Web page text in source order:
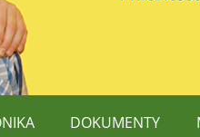
DOKUMENTY